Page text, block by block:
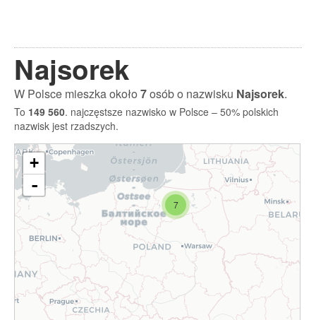
Najsorek
W Polsce mieszka około7osób o nazwisku Najsorek.
To 149 560. najczęstsze nazwisko w Polsce – 50% polskich
nazwisk jest rzadszych.
7
+
-